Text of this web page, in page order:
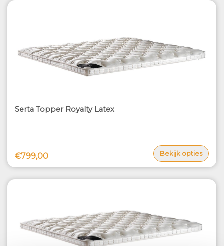
Serta Topper Royalty Latex
€799,00 Bekijk opties